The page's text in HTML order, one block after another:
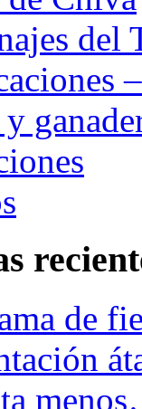
del
de